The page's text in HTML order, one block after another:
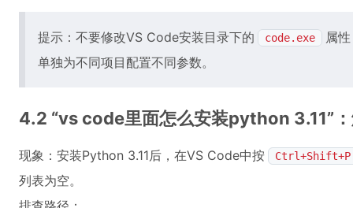
提示：不要修改VS Code安装目录下的 code.exe
属
单独为不同项目配置不同参数。
4.2 “vs code里面怎么安装python 3.11”
现象：安装Python 3.11后，在VS Code中按 Ctrl+Shift+P
列表为空。